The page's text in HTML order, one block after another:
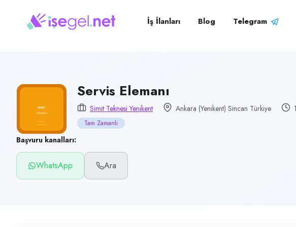
Servis Elemanı
Yiyecek & İçecek (Restoran/Cafe)
Sincan, Ankara (Yenikent)
Çalışma şekli
Tam Zamanlı
Yayın tarihi
10 Haziran 2026
İş İlanları Blog Telegram
Servis Elemanı
Simit Teknesi Yenikent Ankara (Yenikent) Sincan Türkiye
Tam Zamanlı
Başvuru kanalları:
WhatsApp Ara